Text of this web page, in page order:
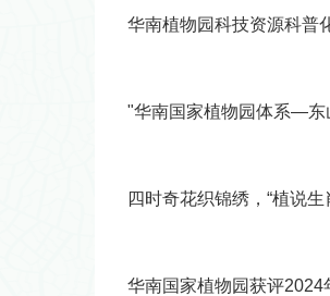
华南植物园科技资源科普
"华南国家植物园体系—东
四时奇花织锦绣，“植说生
华南国家植物园获评